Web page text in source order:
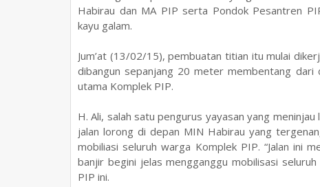
Habirau dan MA PIP serta Pondok Pesantren
kayu galam.
Jum’at (13/02/15), pembuatan titian itu mulai
dibangun sepanjang 20 meter membentang dari
utama Komplek PIP.
H. Ali, salah satu pengurus yayasan yang
jalan lorong di depan MIN Habirau yang
mobiliasi seluruh warga Komplek PIP. “Jalan ini
banjir begini jelas mengganggu mobilisasi
PIP ini.